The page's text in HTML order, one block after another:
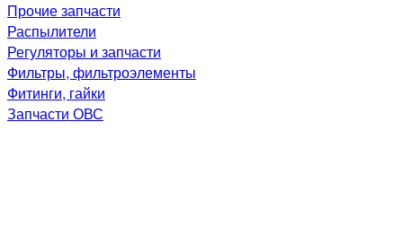
Прочие запчасти
Распылители
Регуляторы и запчасти
Фильтры, фильтроэлементы
Фитинги, гайки
Запчасти ОВС